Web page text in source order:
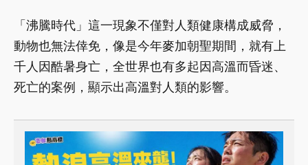
「沸騰時代」這一現象不僅對人類健康構成威脅，
動物也無法倖免，像是今年麥加朝聖期間，就有上
千人因酷暑身亡，全世界也有多起因高溫而昏迷、
死亡的案例，顯示出高溫對人類的影響。